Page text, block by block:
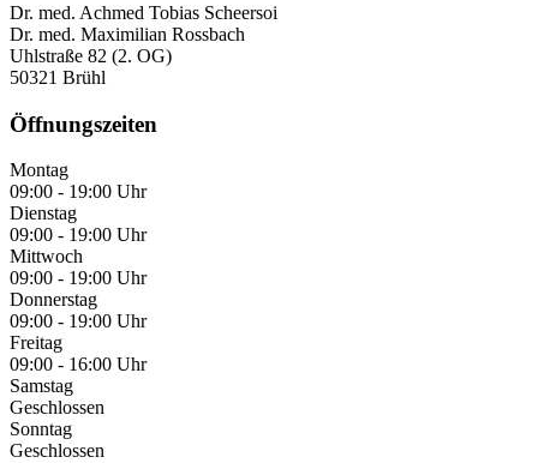
Dr. med. Achmed Tobias Scheersoi
Dr. med. Maximilian Rossbach
Uhlstraße 82 (2. OG)
50321 Brühl
Öffnungszeiten
Montag
09:00 - 19:00 Uhr
Dienstag
09:00 - 19:00 Uhr
Mittwoch
09:00 - 19:00 Uhr
Donnerstag
09:00 - 19:00 Uhr
Freitag
09:00 - 16:00 Uhr
Samstag
Geschlossen
Sonntag
Geschlossen